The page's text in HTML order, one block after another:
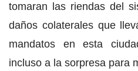
tomaran las riendas del
daños colaterales que
mandatos en esta
incluso a la sorpresa para